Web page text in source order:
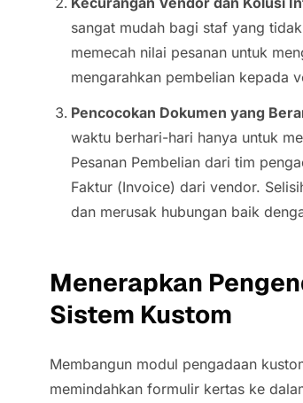
sangat mudah bagi staf yang
memecah nilai pesanan untuk
mengarahkan pembelian kepada
Pencocokan Dokumen yang
waktu berhari-hari hanya untuk
Pesanan Pembelian dari tim
Faktur (Invoice) dari vendor.
dan merusak hubungan baik
Menerapkan
Sistem Kustom
Membangun modul pengadaan
memindahkan formulir kertas ke